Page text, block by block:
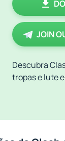
JOIN
Descubra
tropas e lute